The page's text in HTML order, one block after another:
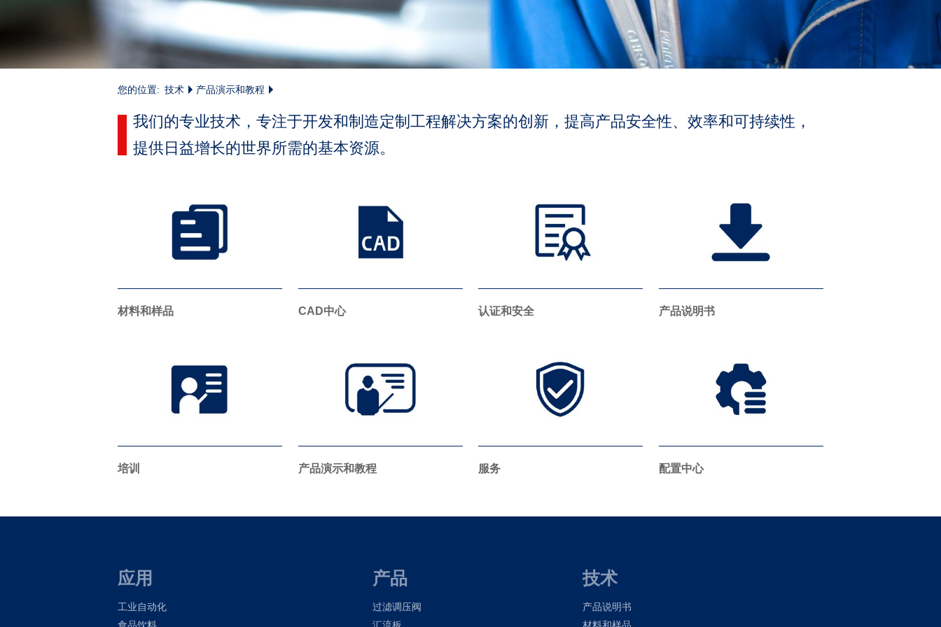
您的位置: 技术 产品演示和教程
我们的专业技术，专注于开发和制造定制工程解决方案的创新，提高产品安全性、效率和可持续性，
提供日益增长的世界所需的基本资源。
材料和样品 CAD中心 认证和安全 产品说明书
培训 产品演示和教程 服务 配置中心
应用
工业自动化
食品饮料
产品
过滤调压阀
汇流板
技术
产品说明书
材料和样品